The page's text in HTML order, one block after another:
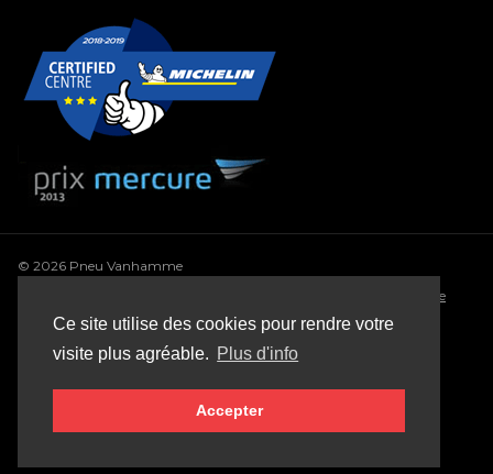
Ce site utilise des cookies pour rendre votre
visite plus agréable. Plus d'info
Accepter
© 2026 Pneu Vanhamme
Politique
de cookie
• Conditions générales de vente
Sitemap
Webdesign: Robarov